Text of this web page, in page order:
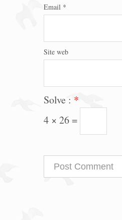
Email *
Site web
Solve : *
4 × 26 =